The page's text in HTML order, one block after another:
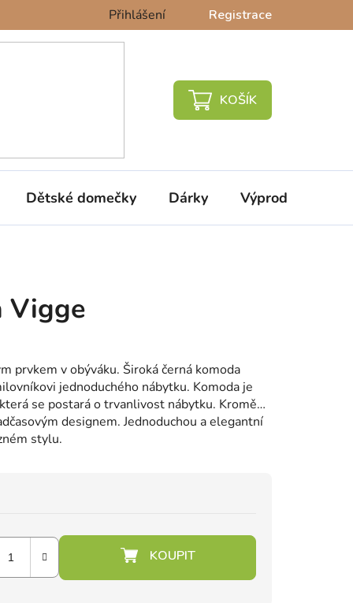
Přihlášení Registrace
NÁKUPNÍ
Dětské domečky Dárky Výprodej %
Vigge
prvkem v obýváku. Široká černá komoda
jednoduchého nábytku. Komoda je
se postará o trvanlivost nábytku. Kromě
designem. Jednoduchou a elegantní
stylu.